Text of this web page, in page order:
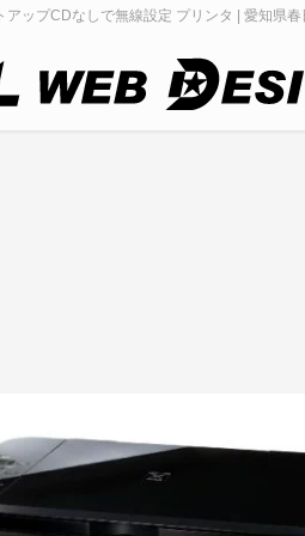
アップCDなしで無線設定 プリンタ | 愛知県